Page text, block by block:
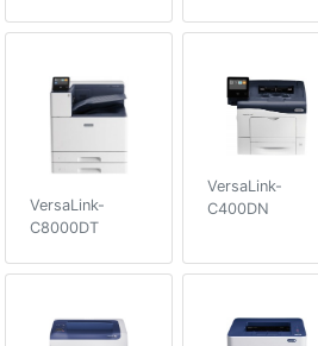
VersaLink-
C8000DT
VersaLink-
C400DN